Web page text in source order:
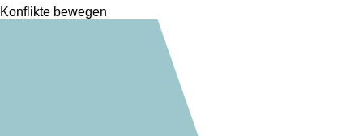
Konflikte bewegen